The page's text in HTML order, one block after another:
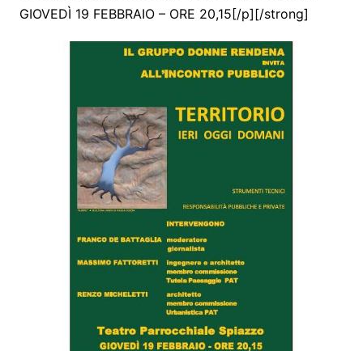
GIOVEDÌ 19 FEBBRAIO – ORE 20,15[/p][/strong]